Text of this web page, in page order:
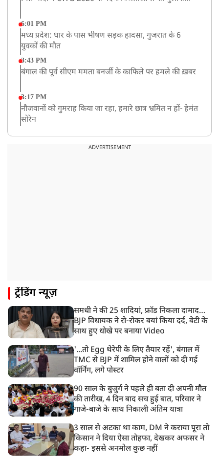
6:01 PM
मध्य प्रदेश: धार के पास भीषण सड़क हादसा, गुजरात के 6
युवकों की मौत
3:43 PM
बंगाल की पूर्व सीएम ममता बनर्जी के काफिले पर हमले की ख़बर
3:17 PM
नौजवानों को गुमराह किया जा रहा, हमारे छात्र भ्रमित न हों- हेमंत
सोरेन
बारामती में निजी ट्रेनिंग विमान दुर्घटनाग्रस्त, किसी के घायल होने
PM मोदी को आया अमेरिकी उपराष्ट्रपति जेडी वेंस का फोन,
8:23 AM
रांची: छात्रों और झारखंड सरकार के बीच आज होगी तीसरे दौर
की बातचीत
ADVERTISEMENT
ट्रेंडिंग न्यूज़
समधी ने की 25 शादियां, फ्रॉड निकला दामाद…
BJP विधायक ने रो-रोकर बयां किया दर्द, बेटी के
साथ हुए धोखे पर बनाया Video
'...तो Egg थेरेपी के लिए तैयार रहें', बंगाल में
TMC से BJP में शामिल होने वालों को दी गई
वॉर्निंग, लगे पोस्टर
90 साल के बुजुर्ग ने पहले ही बता दी अपनी मौत
की तारीख, 4 दिन बाद सच हुई बात, परिवार ने
गाजे-बाजे के साथ निकाली अंतिम यात्रा
3 साल से अटका था काम, DM ने कराया पूरा तो
किसान ने दिया ऐसा तोहफा, देखकर अफसर ने
कहा- इससे अनमोल कुछ नहीं